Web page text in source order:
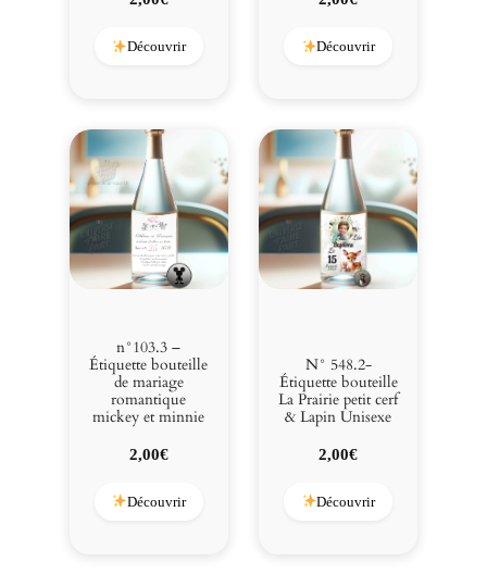
Découvrir Découvrir
n°103.3 –
Étiquette bouteille
de mariage
romantique
mickey et minnie
2,00€
Découvrir
N° 548.2-
Étiquette bouteille
La Prairie petit cerf
& Lapin Unisexe
2,00€
Découvrir